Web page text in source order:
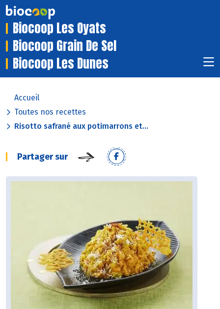
Biocoop Les Oyats
Biocoop Grain De Sel
Biocoop Les Dunes
Accueil
Toutes nos recettes
Risotto safrané aux potimarrons et...
Partager sur